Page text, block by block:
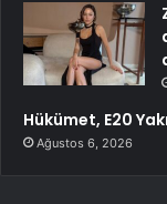
Hükümet, E20
Ağustos 6, 2026